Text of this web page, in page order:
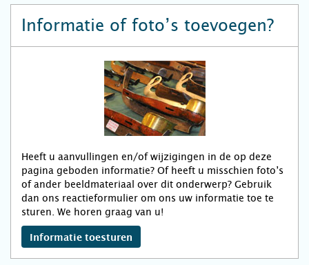
Informatie of foto’s toevoegen?
Heeft u aanvullingen en/of wijzigingen in de op deze
pagina geboden informatie? Of heeft u misschien foto’s
of ander beeldmateriaal over dit onderwerp? Gebruik
dan ons reactieformulier om ons uw informatie toe te
sturen. We horen graag van u!
Informatie toesturen